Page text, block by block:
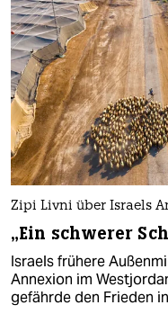
Zipi Livni über Israels
„Ein schwerer
Israels frühere
Annexion im
gefährde den Frieden